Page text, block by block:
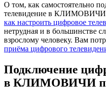
О том, как самостоятельно
телевидение в КЛИМОВИЧИ,
как настроить цифровое
нетрудная и в большинстве
взрослому человеку. Вам
приёма цифрового
Подключение
в КЛИМОВИЧИ